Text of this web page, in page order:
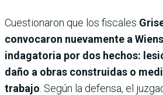
Cuestionaron que los fiscales
convocaron nuevamente a
indagatoria por dos hechos:
daño a obras construidas o
trabajo . Según la defensa, el